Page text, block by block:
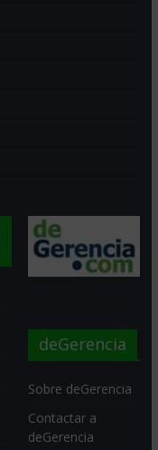
deGerencia
Sobre deGerencia
Contactar a
deGerencia